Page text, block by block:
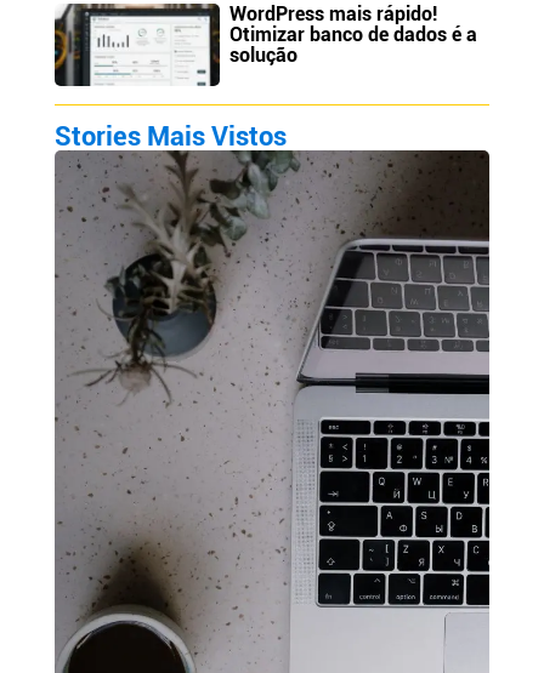
WordPress mais rápido!
Otimizar banco de dados é a
solução
Stories Mais Vistos